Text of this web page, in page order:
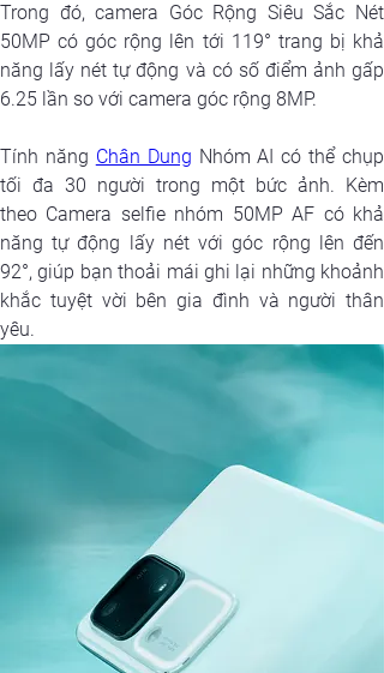
Trong đó, camera Góc Rộng Siêu Sắc Nét
50MP có góc rộng lên tới 119° trang bị khả
năng lấy nét tự động và có số điểm ảnh gấp
6.25 lần so với camera góc rộng 8MP.
Tính năng Chân Dung Nhóm AI có thể chụp
tối đa 30 người trong một bức ảnh. Kèm
theo Camera selfie nhóm 50MP AF có khả
năng tự động lấy nét với góc rộng lên đến
92°, giúp bạn thoải mái ghi lại những khoảnh
khắc tuyệt vời bên gia đình và người thân
yêu.